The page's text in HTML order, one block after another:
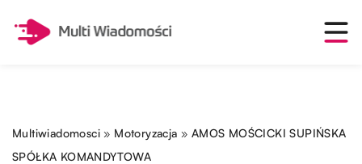
Multiwiadomosci » Motoryzacja » AMOS MOŚCICKI SUPIŃSKA
SPÓŁKA KOMANDYTOWA